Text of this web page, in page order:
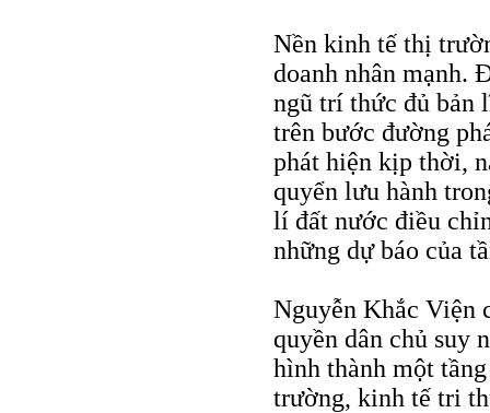
Nền kinh tế thị
doanh nhân mạnh.
ngũ trí thức đủ bản
trên bước đường
phát hiện kịp thời,
quyển lưu hành
lí đất nước điều
những dự báo của
Nguyễn Khắc Viện
quyền dân chủ suy
hình thành một
trường, kinh tế tri